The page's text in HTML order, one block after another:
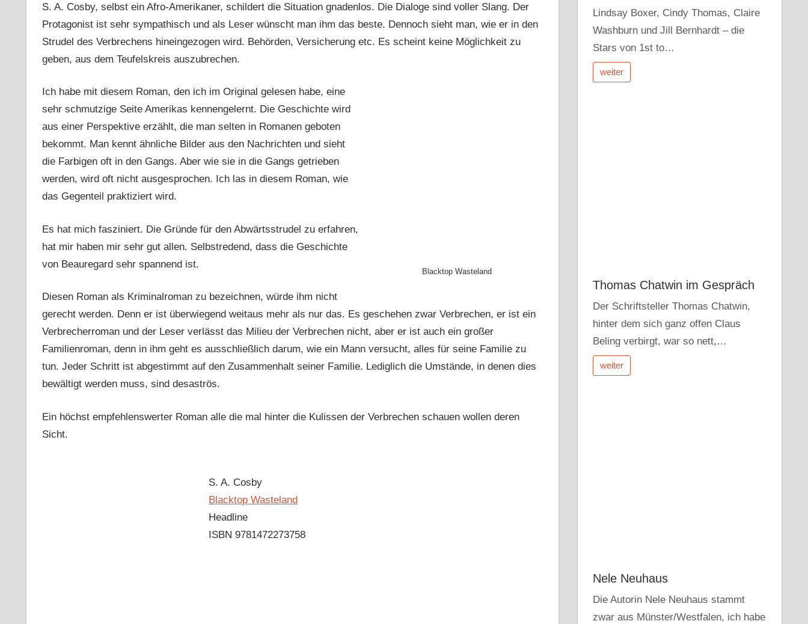
S. A. Cosby, selbst ein Afro-Amerikaner, schildert die Situation gnadenlos. Die Dialoge sind voller Slang. Der
Protagonist ist sehr sympathisch und als Leser wünscht man ihm das beste. Dennoch sieht man, wie er in den
Strudel des Verbrechens hineingezogen wird. Behörden, Versicherung etc. Es scheint keine Möglichkeit zu
geben, aus dem Teufelskreis auszubrechen.
Blacktop Wasteland
Ich habe mit diesem Roman, den ich im Original gelesen habe, eine
sehr schmutzige Seite Amerikas kennengelernt. Die Geschichte wird
aus einer Perspektive erzählt, die man selten in Romanen geboten
bekommt. Man kennt ähnliche Bilder aus den Nachrichten und sieht
die Farbigen oft in den Gangs. Aber wie sie in die Gangs getrieben
werden, wird oft nicht ausgesprochen. Ich las in diesem Roman, wie
das Gegenteil praktiziert wird.
Es hat mich fasziniert. Die Gründe für den Abwärtsstrudel zu erfahren,
hat mir haben mir sehr gut allen. Selbstredend, dass die Geschichte
von Beauregard sehr spannend ist.
Diesen Roman als Kriminalroman zu bezeichnen, würde ihm nicht
gerecht werden. Denn er ist überwiegend weitaus mehr als nur das. Es geschehen zwar Verbrechen, er ist ein
Verbrecherroman und der Leser verlässt das Milieu der Verbrechen nicht, aber er ist auch ein großer
Familienroman, denn in ihm geht es ausschließlich darum, wie ein Mann versucht, alles für seine Familie zu
tun. Jeder Schritt ist abgestimmt auf den Zusammenhalt seiner Familie. Lediglich die Umstände, in denen dies
bewältigt werden muss, sind desaströs.
Ein höchst empfehlenswerter Roman alle die mal hinter die Kulissen der Verbrechen schauen wollen deren
Sicht.
S. A. Cosby
Blacktop Wasteland
Headline
ISBN 9781472273758
Lindsay Boxer, Cindy Thomas, Claire
Washburn und Jill Bernhardt – die
Stars von 1st to…
weiter
Thomas Chatwin im Gespräch
Der Schriftsteller Thomas Chatwin,
hinter dem sich ganz offen Claus
Beling verbirgt, war so nett,…
weiter
Nele Neuhaus
Die Autorin Nele Neuhaus stammt
zwar aus Münster/Westfalen, ich habe